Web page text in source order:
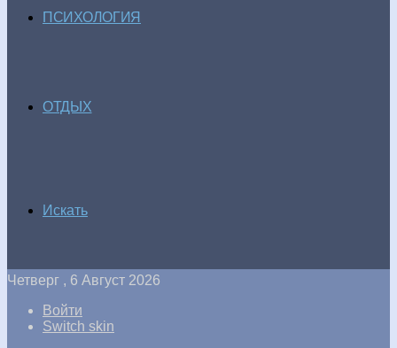
ПСИХОЛОГИЯ
ОТДЫХ
Искать
Четверг , 6 Август 2026
Войти
Switch skin